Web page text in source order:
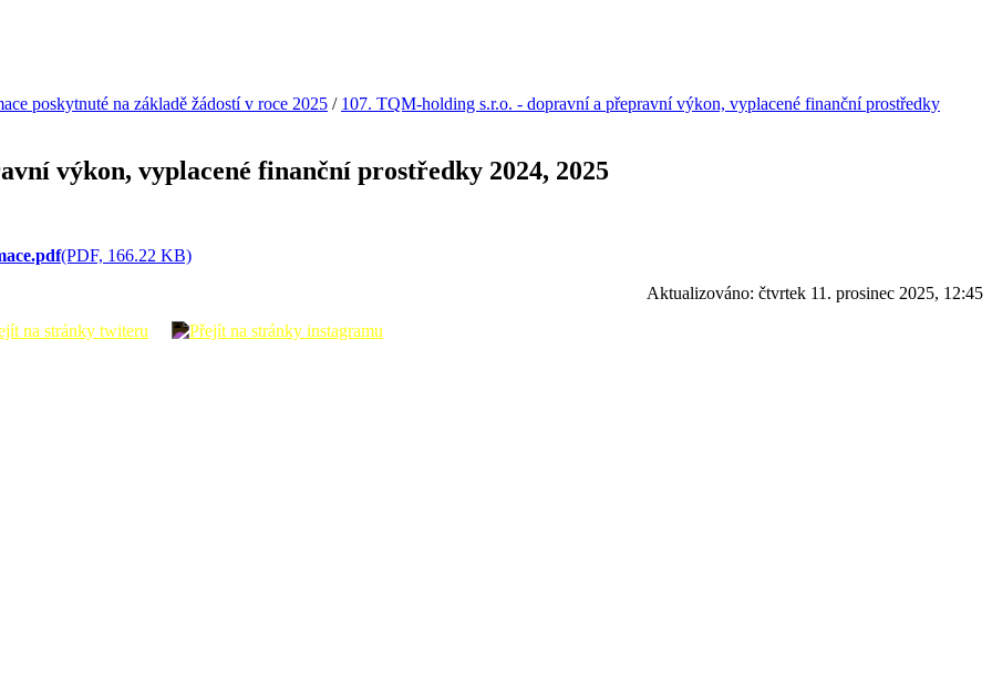
poskytnuté na základě žádostí v roce 2025 / 107. TQM-holding s.r.o. - dopravní a přepravní výkon, vyplacené finanční prostředky
výkon, vyplacené finanční prostředky 2024, 2025
(PDF, 166.22 KB)
Aktualizováno: čtvrtek 11. prosinec 2025, 12:45